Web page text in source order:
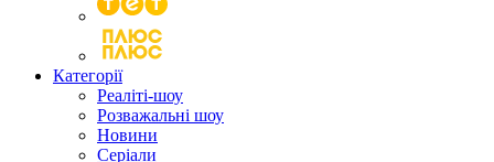
Категорії
Реаліті-шоу
Розважальні шоу
Новини
Серіали